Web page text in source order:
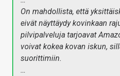
On mahdollista, että
eivät näyttäydy kovinkaan
pilvipalveluja tarjoavat
voivat kokea kovan iskun,
suorittimiin.
…